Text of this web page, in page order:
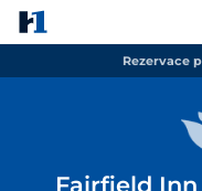
Rezervace
Fairfield